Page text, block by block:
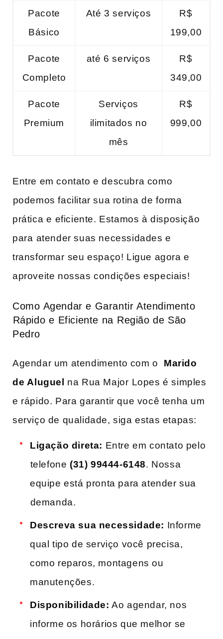
Pacote
Básico
Até 3 serviços
R$⁣
199,00
Pacote
Completo
até 6 serviços
R$
⁤349,00
Pacote
Premium
Serviços
‌ilimitados ‌no
mês
R$
999,00
Entre em contato e‍ descubra como
⁢podemos facilitar sua rotina de⁣ forma
prática e⁢ eficiente. Estamos à disposição
para⁤ atender suas necessidades e
transformar ⁣seu espaço! Ligue agora e
aproveite nossas condições especiais!
Como⁤ Agendar e Garantir Atendimento
⁢Rápido⁢ e Eficiente na⁢ Região de São
Pedro
Agendar‍ um atendimento com o ‌ Marido
de⁣ Aluguel na Rua Major⁣ Lopes é simples
e rápido. Para garantir​ que você tenha ​um
serviço de qualidade, siga estas etapas:
Ligação direta: Entre em contato pelo
⁢telefone (31) 99444-6148.​ Nossa
equipe está‌ pronta para atender sua
⁤demanda.
Descreva sua necessidade: Informe
qual tipo de serviço você ‍precisa,
como reparos, montagens ou
manutenções.
Disponibilidade: Ao agendar, nos
informe os horários que melhor se